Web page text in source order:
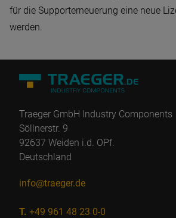
für die Supporterneuerung eine neue
werden.
Traeger GmbH Industry Components
Söllnerstr. 9
92637 Weiden i.d. OPf.
Deutschland
info@traeger.de
T. +49 961 48 23 0-0